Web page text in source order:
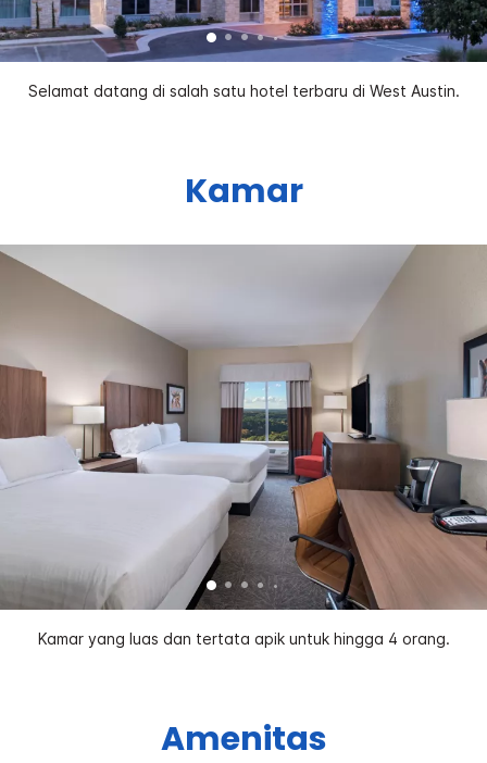
Selamat datang di salah satu hotel terbaru di West Austin.
Kamar
Kamar yang luas dan tertata apik untuk hingga 4 orang.
Amenitas